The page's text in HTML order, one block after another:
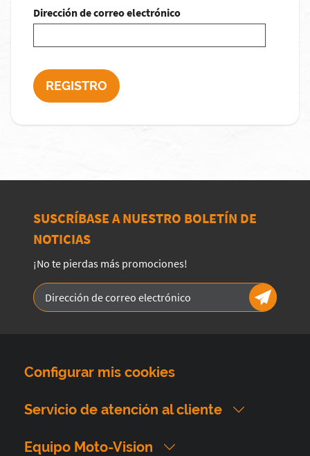
Dirección de correo electrónico
SUSCRÍBASE A NUESTRO BOLETÍN DE
NOTICIAS
¡No te pierdas más promociones!
Configurar mis cookies
Servicio de atención al cliente
Equipo Moto-Vision